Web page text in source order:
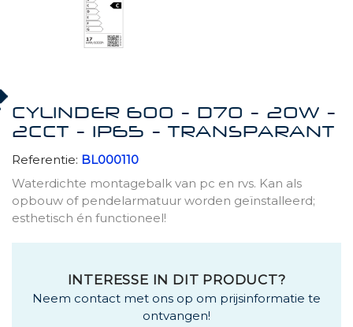
CYLINDER 600 - D70 - 20W -
2CCT - IP65 - TRANSPARANT
Referentie: BL000110
Waterdichte montagebalk van pc en rvs. Kan als
opbouw of pendelarmatuur worden geïnstalleerd;
esthetisch én functioneel!
INTERESSE IN DIT PRODUCT?
Neem contact met ons op om prijsinformatie te
ontvangen!